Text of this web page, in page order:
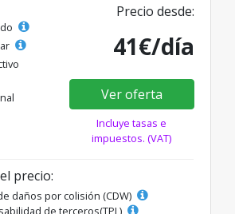
Precio desde:
41€/día
Ver oferta
Incluye tasas e
impuestos. (VAT)
precio:
daños por colisión (CDW)
de terceros(TPL)